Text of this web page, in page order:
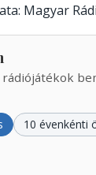
Magyar
10 évenkénti